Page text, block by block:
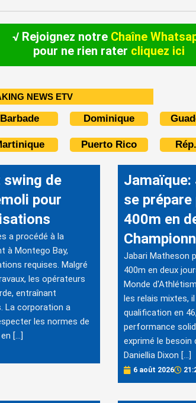
√ Rejoignez notre Chaîne
pour ne rien rater cliquez ici
NEWS ETV
Barbade Dominique
Puerto Rico
swing de
pour
a procédé à la
à Montego Bay,
requises. Malgré
les opérateurs
entraînant
La corporation a
les normes de
[…]
Jamaïque:
se
400m en
Jabari Matheson
400m en deux
Monde
les relais mixtes,
qualification en
performance
exprimé le besoin
Daniellia Dixon […]
6 août 2026